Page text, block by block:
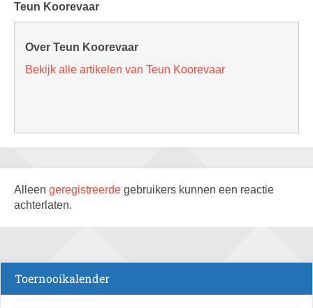
Teun Koorevaar
Over Teun Koorevaar
Bekijk alle artikelen van Teun Koorevaar
Alleen geregistreerde gebruikers kunnen een reactie
achterlaten.
Toernooikalender